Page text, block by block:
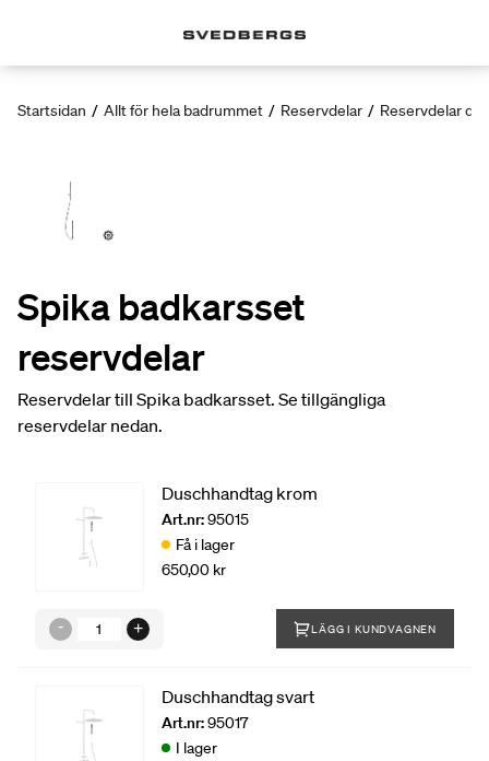
Startsidan / Allt för hela badrummet / Reservdelar / Reservdelar
Spika badkarsset
reservdelar
Reservdelar till Spika badkarsset. Se tillgängliga
reservdelar nedan.
Duschhandtag krom
Art.nr:95015
Få i lager
650,00 kr
LÄGG I KUNDVAGNEN
Duschhandtag svart
Art.nr:95017
I lager